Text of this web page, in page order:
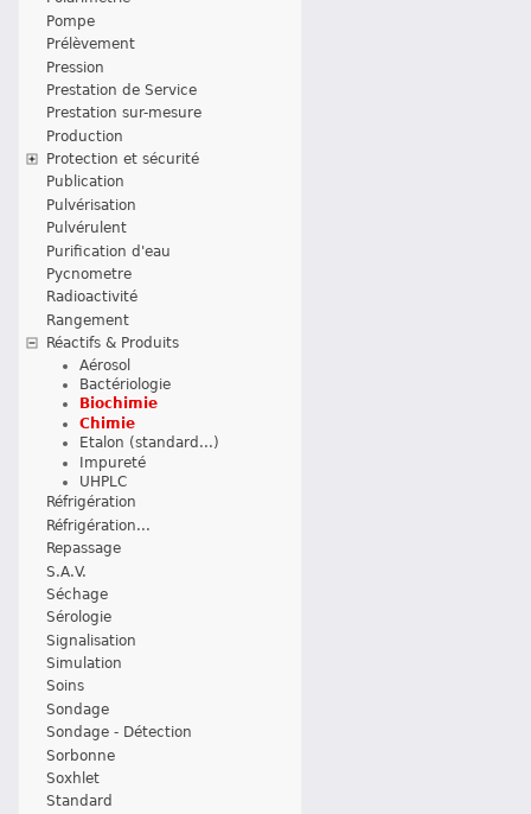
Pompe
Prélèvement
Pression
Prestation de Service
Prestation sur-mesure
Production
Protection et sécurité
Publication
Pulvérisation
Pulvérulent
Purification d'eau
Pycnometre
Radioactivité
Rangement
Réactifs & Produits
Aérosol
Bactériologie
Biochimie
Chimie
Etalon (standard...)
Impureté
UHPLC
Réfrigération
Réfrigération...
Repassage
S.A.V.
Séchage
Sérologie
Signalisation
Simulation
Soins
Sondage
Sondage - Détection
Sorbonne
Soxhlet
Standard